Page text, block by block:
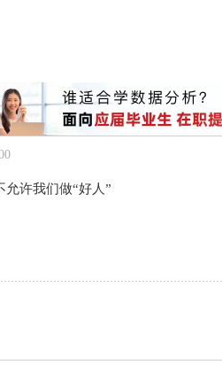
许我们做“好人”